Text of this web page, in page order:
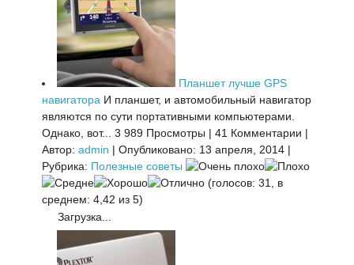
Планшет лучше GPS
навигатора И планшет, и автомобильный навигатор
являются по сути портативными компьютерами.
Однако, вот...
3 989 Просмотры | 41 Комментарии |
Автор: admin | Опубликовано: 13 апреля, 2014 |
Рубрика: Полезные советы
(голосов: 31, в
среднем: 4,42 из 5)
Загрузка...